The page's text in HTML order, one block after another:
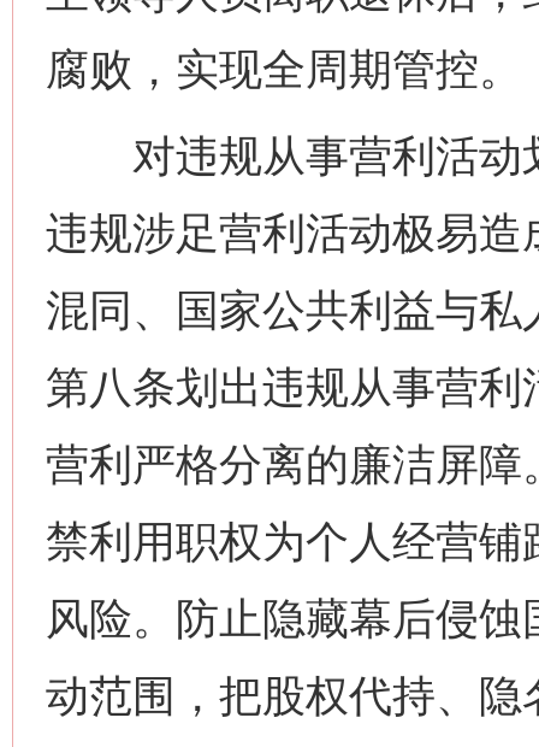
腐败，实现全周期管控。
对违规从事营利活动
违规涉足营利活动极易
混同、国家公共利益与
第八条划出违规从事营
营利严格分离的廉洁屏
禁利用职权为个人经营
风险。防止隐藏幕后侵
动范围，把股权代持、